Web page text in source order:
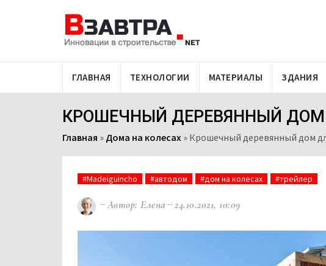
ГЛАВНАЯ ТЕХНОЛОГИИ МАТЕРИАЛЫ ЗДАНИЯ
КРОШЕЧНЫЙ ДЕРЕВЯННЫЙ
Главная » Дома на колесах » Крошечный деревянный дом
#Madeiguincho #автодом #дом на колесах #трейлер
Автор: Елена 24.10.2021, 10:09